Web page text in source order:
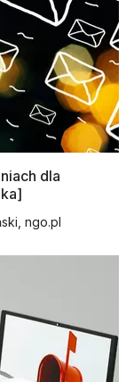
dla
ngo.pl